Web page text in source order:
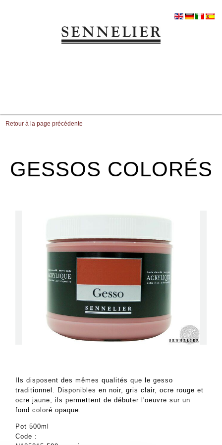
Retour à la page précédente
GESSOS COLORÉS
Ils disposent des mêmes qualités que le gesso
traditionnel. Disponibles en noir, gris clair, ocre rouge et
ocre jaune, ils permettent de débuter l'oeuvre sur un
fond coloré opaque.
Pot 500ml
Code :